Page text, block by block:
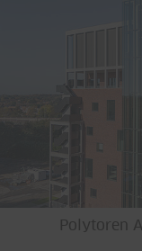
Polytoren